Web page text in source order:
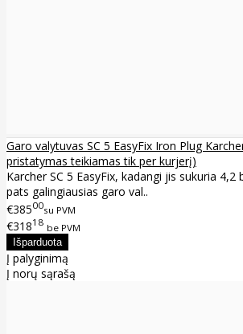
Garo valytuvas SC 5 EasyFix Iron Plug
pristatymas teikiamas tik per kurjerį)
Karcher SC 5 EasyFix, kadangi jis sukuria 4,2
pats galingiausias garo val..
€38500su PVM
€31818 be PVM
Į palyginimą
Į norų sąrašą